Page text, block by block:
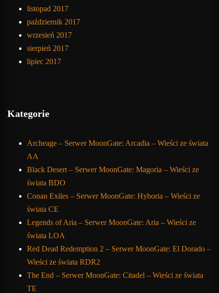
listopad 2017
październik 2017
wrzesień 2017
sierpień 2017
lipiec 2017
Kategorie
Archeage – Serwer MoonGate: Arcadia – Wieści ze świata
AA
Black Desert – Serwer MoonGate: Magoria – Wieści ze
świata BDO
Conan Exiles – Serwer MoonGate: Hyboria – Wieści ze
świata CE
Legends of Aria – Serwer MoonGate: Aria – Wieści ze
świata LOA
Red Dead Redemption 2 – Serwer MoonGate: El Dorado –
Wieści ze świata RDR2
The End – Serwer MoonGate: Citadel – Wieści ze świata
TE